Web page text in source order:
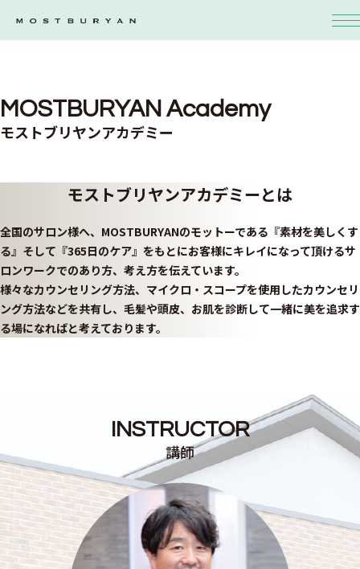
MOSTBURYAN Academy
モストブリヤンアカデミー
モストブリヤンアカデミーとは
全国のサロン様へ、MOSTBURYANのモットーである『素材を美しくす
る』そして『365日のケア』をもとにお客様にキレイになって頂けるサ
ロンワークでのあり方、考え方を伝えています。
様々なカウンセリング方法、マイクロ・スコープを使用したカウンセリ
ング方法などを共有し、毛髪や頭皮、お肌を診断して一緒に美を追求す
る場になればと考えております。
INSTRUCTOR
講師